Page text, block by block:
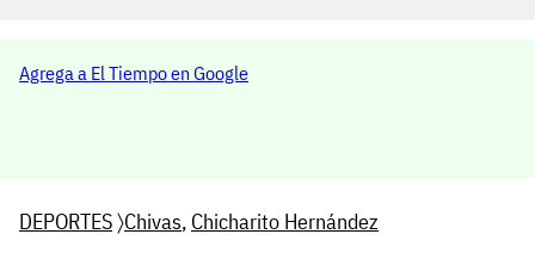
Agrega a El Tiempo en Google
DEPORTES〉Chivas, Chicharito Hernández